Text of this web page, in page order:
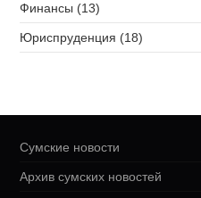
Финансы (13)
Юриспруденция (18)
Сумские новости
Архив сумских новостей